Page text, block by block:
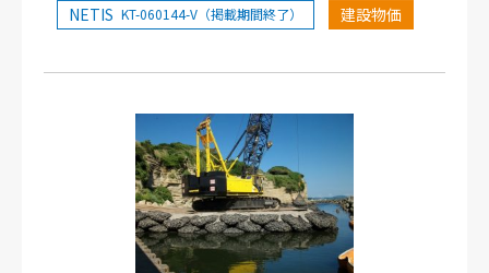
NETIS KT-060144-V（掲載期間終了） 建設物価